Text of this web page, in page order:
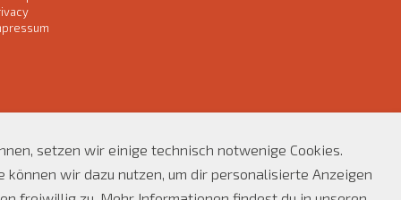
setzen wir einige technisch notwenige Cookies.
wir dazu nutzen, um dir personalisierte Anzeigen